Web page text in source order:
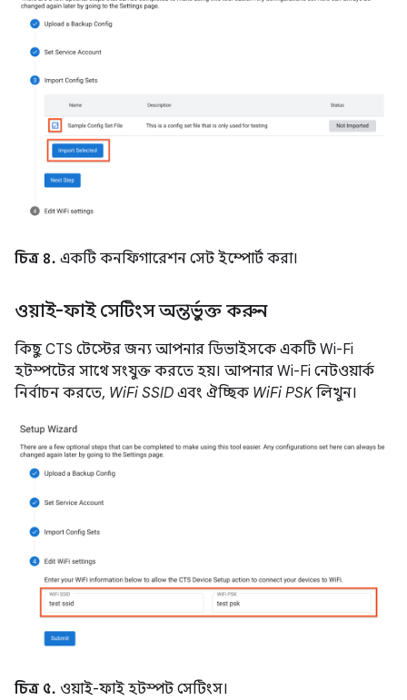
চিত্র ৪. একটি কনফিগারেশন সেট ইম্পোর্ট করা।
ওয়াই-ফাই সেটিংস অন্তর্ভুক্ত করুন
কিছু CTS টেস্টের জন্য আপনার ডিভাইসকে একটি Wi-Fi
হটস্পটের সাথে সংযুক্ত করতে হয়। আপনার Wi-Fi নেটওয়ার্ক
নির্বাচন করতে, WiFi SSID এবং ঐচ্ছিক WiFi PSKলিখুন।
চিত্র ৫. ওয়াই-ফাই হটস্পট সেটিংস।